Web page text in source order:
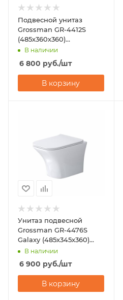
Подвесной унитаз
Grossman GR-4412S
(485х360х360)
безободковый
В наличии
6 800 руб./шт
В корзину
Унитаз подвесной
Grossman GR-4476S
Galaxy (485х345х360)
горизонтальный выпуск
В наличии
6 900 руб./шт
В корзину